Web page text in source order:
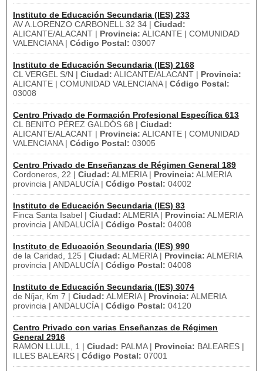
Instituto de Educación Secundaria (IES) 233
AV A.LORENZO CARBONELL 32 34 | Ciudad:
ALICANTE/ALACANT | Provincia: ALICANTE | COMUNIDAD
VALENCIANA | Código Postal: 03007
Instituto de Educación Secundaria (IES) 2168
CL VERGEL S/N | Ciudad: ALICANTE/ALACANT | Provincia:
ALICANTE | COMUNIDAD VALENCIANA | Código Postal:
03008
Centro Privado de Formación Profesional Específica 613
CL BENITO PÉREZ GALDÓS 68 | Ciudad:
ALICANTE/ALACANT | Provincia: ALICANTE | COMUNIDAD
VALENCIANA | Código Postal: 03005
Centro Privado de Enseñanzas de Régimen General 189
Cordoneros, 22 | Ciudad: ALMERIA | Provincia: ALMERIA
provincia | ANDALUCÍA | Código Postal: 04002
Instituto de Educación Secundaria (IES) 83
Finca Santa Isabel | Ciudad: ALMERIA | Provincia: ALMERIA
provincia | ANDALUCÍA | Código Postal: 04008
Instituto de Educación Secundaria (IES) 990
de la Caridad, 125 | Ciudad: ALMERIA | Provincia: ALMERIA
provincia | ANDALUCÍA | Código Postal: 04008
Instituto de Educación Secundaria (IES) 3074
de Níjar, Km 7 | Ciudad: ALMERIA | Provincia: ALMERIA
provincia | ANDALUCÍA | Código Postal: 04120
Centro Privado con varias Enseñanzas de Régimen
General 2916
RAMON LLULL, 1 | Ciudad: PALMA | Provincia: BALEARES |
ILLES BALEARS | Código Postal: 07001